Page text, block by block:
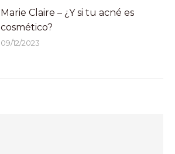
Marie Claire – ¿Y si tu acné es
cosmético?
09/12/2023